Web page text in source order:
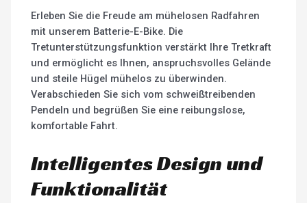
Erleben Sie die Freude am mühelosen Radfahren
mit unserem Batterie-E-Bike. Die
Tretunterstützungsfunktion verstärkt Ihre Tretkraft
und ermöglicht es Ihnen, anspruchsvolles Gelände
und steile Hügel mühelos zu überwinden.
Verabschieden Sie sich vom schweißtreibenden
Pendeln und begrüßen Sie eine reibungslose,
komfortable Fahrt.
Intelligentes Design und
Funktionalität